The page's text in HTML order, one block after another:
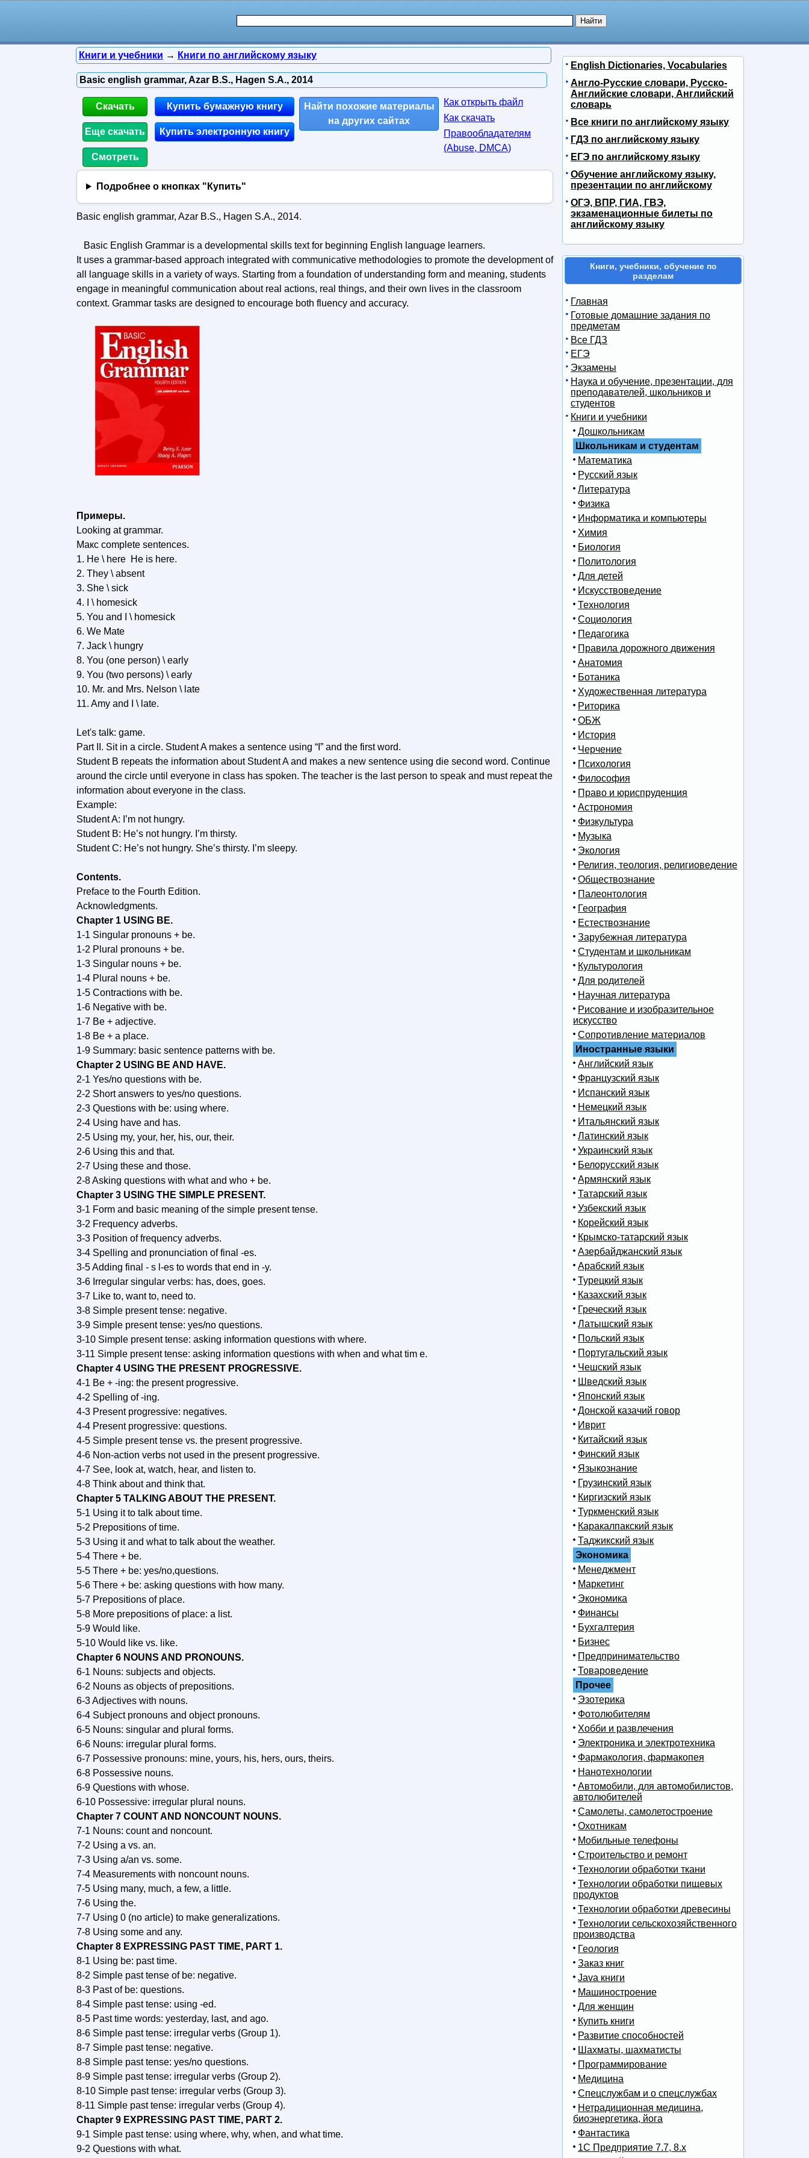
Книги и учебники → Книги по английскому языку
Basic english grammar, Azar B.S., Hagen S.A., 2014
Скачать
Еще скачать
Смотреть
Купить бумажную книгу
Купить электронную книгу
Найти похожие материалы
на других сайтах
Как открыть файл
Как скачать
Правообладателям
(Abuse, DMСA)
Подробнее о кнопках "Купить"
Basic english grammar, Azar B.S., Hagen S.A., 2014.
Basic English Grammar is a developmental skills text for beginning English language learners.
It uses a grammar-based approach integrated with communicative methodologies to promote the development of
all language skills in a variety of ways. Starting from a foundation of understanding form and meaning, students
engage in meaningful communication about real actions, real things, and their own lives in the classroom
context. Grammar tasks are designed to encourage both fluency and accuracy.
Примеры.
Looking at grammar.
Макс complete sentences.
1. He \ here He is here.
2. They \ absent
3. She \ sick
4. I \ homesick
5. You and I \ homesick
6. We Mate
7. Jack \ hungry
8. You (one person) \ early
9. You (two persons) \ early
10. Mr. and Mrs. Nelson \ late
11. Amy and I \ late.
Let's talk: game.
Part II. Sit in a circle. Student A makes a sentence using “I” and the first word.
Student В repeats the information about Student A and makes a new sentence using die second word. Continue
around the circle until everyone in class has spoken. The teacher is the last person to speak and must repeat the
information about everyone in the class.
Example:
Student A: I’m not hungry.
Student B: He’s not hungry. I’m thirsty.
Student C: He’s not hungry. She’s thirsty. I’m sleepy.
Contents.
Preface to the Fourth Edition.
Acknowledgments.
Chapter 1 USING BE.
1-1 Singular pronouns + be.
1-2 Plural pronouns + be.
1-3 Singular nouns + be.
1-4 Plural nouns + be.
1-5 Contractions with be.
1-6 Negative with be.
1-7 Be + adjective.
1-8 Be + a place.
1-9 Summary: basic sentence patterns with be.
Chapter 2 USING BE AND HAVE.
2-1 Yes/no questions with be.
2-2 Short answers to yes/no questions.
2-3 Questions with be: using where.
2-4 Using have and has.
2-5 Using my, your, her, his, our, their.
2-6 Using this and that.
2-7 Using these and those.
2-8 Asking questions with what and who + be.
Chapter 3 USING THE SIMPLE PRESENT.
3-1 Form and basic meaning of the simple present tense.
3-2 Frequency adverbs.
3-3 Position of frequency adverbs.
3-4 Spelling and pronunciation of final -es.
3-5 Adding final - s l-es to words that end in -y.
3-6 Irregular singular verbs: has, does, goes.
3-7 Like to, want to, need to.
3-8 Simple present tense: negative.
3-9 Simple present tense: yes/no questions.
3-10 Simple present tense: asking information questions with where.
3-11 Simple present tense: asking information questions with when and what tim e.
Chapter 4 USING THE PRESENT PROGRESSIVE.
4-1 Be + -ing: the present progressive.
4-2 Spelling of -ing.
4-3 Present progressive: negatives.
4-4 Present progressive: questions.
4-5 Simple present tense vs. the present progressive.
4-6 Non-action verbs not used in the present progressive.
4-7 See, look at, watch, hear, and listen to.
4-8 Think about and think that.
Chapter 5 TALKING ABOUT THE PRESENT.
5-1 Using it to talk about time.
5-2 Prepositions of time.
5-3 Using it and what to talk about the weather.
5-4 There + be.
5-5 There + be: yes/no,questions.
5-6 There + be: asking questions with how many.
5-7 Prepositions of place.
5-8 More prepositions of place: a list.
5-9 Would like.
5-10 Would like vs. like.
Chapter 6 NOUNS AND PRONOUNS.
6-1 Nouns: subjects and objects.
6-2 Nouns as objects of prepositions.
6-3 Adjectives with nouns.
6-4 Subject pronouns and object pronouns.
6-5 Nouns: singular and plural forms.
6-6 Nouns: irregular plural forms.
6-7 Possessive pronouns: mine, yours, his, hers, ours, theirs.
6-8 Possessive nouns.
6-9 Questions with whose.
6-10 Possessive: irregular plural nouns.
Chapter 7 COUNT AND NONCOUNT NOUNS.
7-1 Nouns: count and noncount.
7-2 Using a vs. an.
7-3 Using a/an vs. some.
7-4 Measurements with noncount nouns.
7-5 Using many, much, a few, a little.
7-6 Using the.
7-7 Using 0 (no article) to make generalizations.
7-8 Using some and any.
Chapter 8 EXPRESSING PAST TIME, PART 1.
8-1 Using be: past time.
8-2 Simple past tense of be: negative.
8-3 Past of be: questions.
8-4 Simple past tense: using -ed.
8-5 Past time words: yesterday, last, and ago.
8-6 Simple past tense: irregular verbs (Group 1).
8-7 Simple past tense: negative.
8-8 Simple past tense: yes/no questions.
8-9 Simple past tense: irregular verbs (Group 2).
8-10 Simple past tense: irregular verbs (Group 3).
8-11 Simple past tense: irregular verbs (Group 4).
Chapter 9 EXPRESSING PAST TIME, PART 2.
9-1 Simple past tense: using where, why, when, and what time.
9-2 Questions with what.
English Dictionaries, Vocabularies
Англо-Русские словари, Русско-
Английские словари, Английский
словарь
Все книги по английскому языку
ГДЗ по английскому языку
ЕГЭ по английскому языку
Обучение английскому языку,
презентации по английскому
ОГЭ, ВПР, ГИА, ГВЭ,
экзаменационные билеты по
английскому языку
Книги, учебники, обучение по
разделам
Главная
Готовые домашние задания по
предметам
Все ГДЗ
ЕГЭ
Экзамены
Наука и обучение, презентации, для
преподавателей, школьников и
студентов
Книги и учебники
Дошкольникам
Школьникам и студентам
Математика
Русский язык
Литература
Физика
Информатика и компьютеры
Химия
Биология
Политология
Для детей
Искусствоведение
Технология
Социология
Педагогика
Правила дорожного движения
Анатомия
Ботаника
Художественная литература
Риторика
ОБЖ
История
Черчение
Психология
Философия
Право и юриспруденция
Астрономия
Физкультура
Музыка
Экология
Религия, теология, религиоведение
Обществознание
Палеонтология
География
Естествознание
Зарубежная литература
Студентам и школьникам
Культурология
Для родителей
Научная литература
Рисование и изобразительное
искусство
Сопротивление материалов
Иностранные языки
Английский язык
Французский язык
Испанский язык
Немецкий язык
Итальянский язык
Латинский язык
Украинский язык
Белорусский язык
Армянский язык
Татарский язык
Узбекский язык
Корейский язык
Крымско-татарский язык
Азербайджанский язык
Арабский язык
Турецкий язык
Казахский язык
Греческий язык
Латышский язык
Польский язык
Португальский язык
Чешский язык
Шведский язык
Японский язык
Донской казачий говор
Иврит
Китайский язык
Финский язык
Языкознание
Грузинский язык
Киргизский язык
Туркменский язык
Каракалпакский язык
Таджикский язык
Экономика
Менеджмент
Маркетинг
Экономика
Финансы
Бухгалтерия
Бизнес
Предпринимательство
Товароведение
Прочее
Эзотерика
Фотолюбителям
Хобби и развлечения
Электроника и электротехника
Фармакология, фармакопея
Нанотехнологии
Автомобили, для автомобилистов,
автолюбителей
Самолеты, самолетостроение
Охотникам
Мобильные телефоны
Строительство и ремонт
Технологии обработки ткани
Технологии обработки пищевых
продуктов
Технологии обработки древесины
Технологии сельскохозяйственного
производства
Геология
Заказ книг
Java книги
Машиностроение
Для женщин
Купить книги
Развитие способностей
Шахматы, шахматисты
Программирование
Медицина
Спецслужбам и о спецслужбах
Нетрадиционная медицина,
биоэнергетика, йога
Фантастика
1С Предприятие 7.7, 8.x